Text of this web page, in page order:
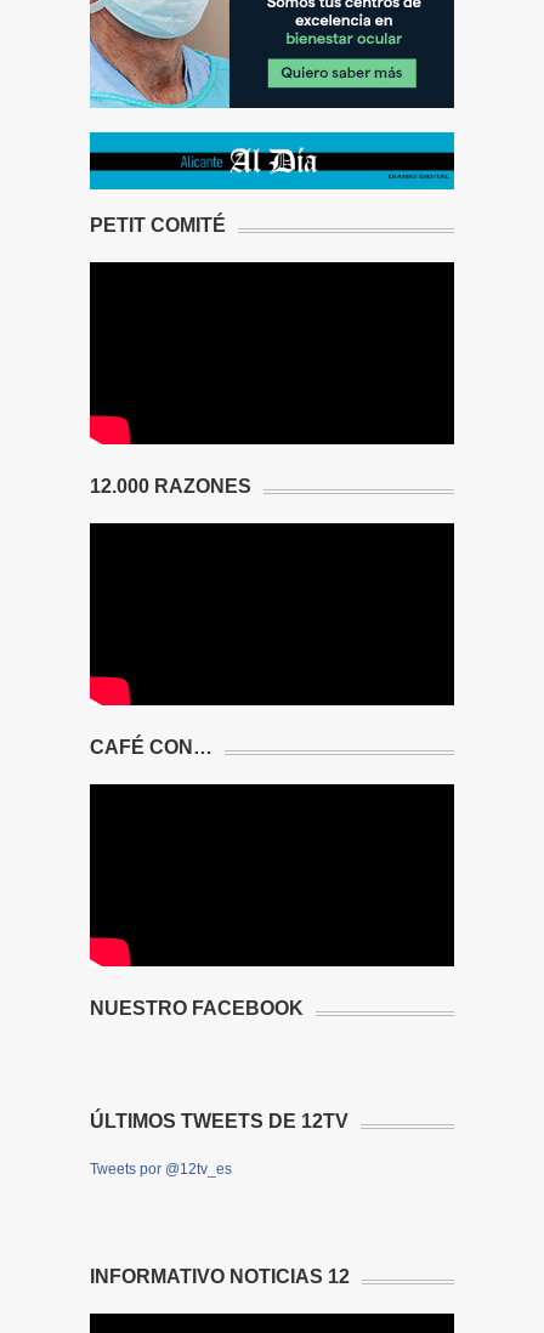
PETIT COMITÉ
12.000 RAZONES
CAFÉ CON…
NUESTRO FACEBOOK
ÚLTIMOS TWEETS DE 12TV
Tweets por @12tv_es
INFORMATIVO NOTICIAS 12